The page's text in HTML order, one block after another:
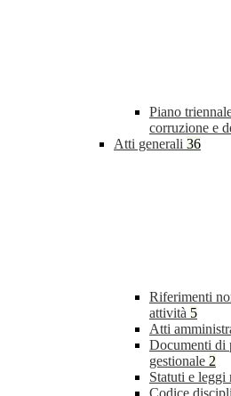
Piano
corruzione e
Atti generali 36
Riferimenti
attività 5
Atti
Documenti di
gestionale 2
Statuti e leggi